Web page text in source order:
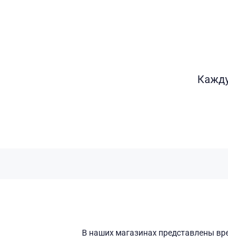
В наших магазинах представлены